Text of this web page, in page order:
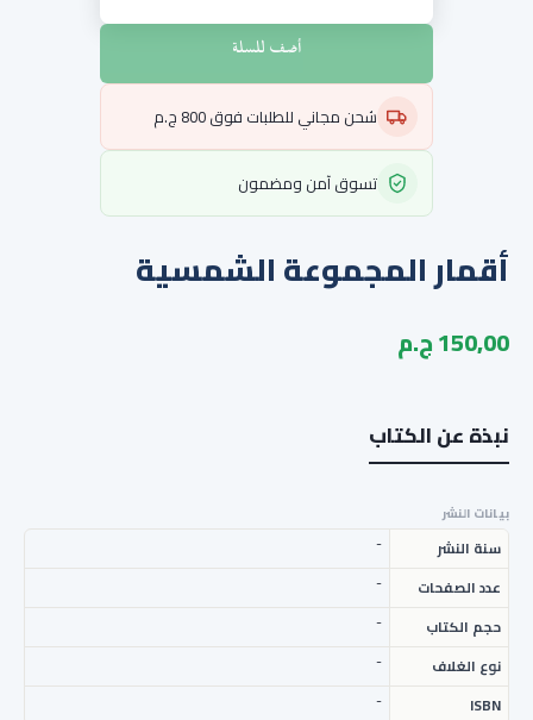
أضف للسلة
شحن مجاني للطلبات فوق 800 ج.م
تسوق آمن ومضمون
أقمار المجموعة الشمسية
150,00 ج.م
نبذة عن الكتاب
بيانات النشر
سنة النشر
-
عدد الصفحات
-
حجم الكتاب
-
نوع الغلاف
-
ISBN
-